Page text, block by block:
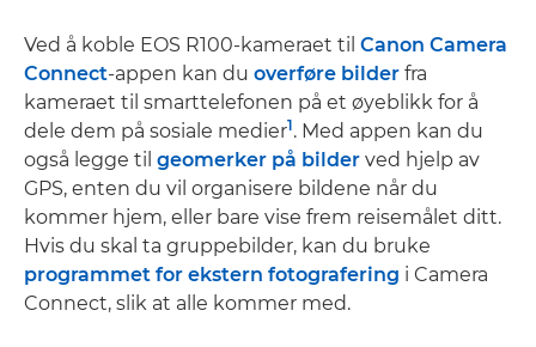
Ved å koble EOS R100-kameraet til Canon Camera
Connect-appen kan du overføre bilder fra
kameraet til smarttelefonen på et øyeblikk for å
dele dem på sosiale medier1. Med appen kan du
også legge til geomerker på bilder ved hjelp av
GPS, enten du vil organisere bildene når du
kommer hjem, eller bare vise frem reisemålet ditt.
Hvis du skal ta gruppebilder, kan du bruke
programmet for ekstern fotografering i Camera
Connect, slik at alle kommer med.